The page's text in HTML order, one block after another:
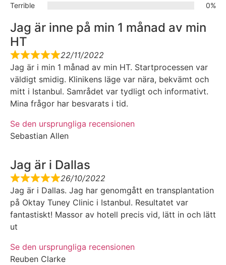
Terrible
0%
Jag är inne på min 1 månad av min
HT
22/11/2022
Jag är i min 1 månad av min HT. Startprocessen var
väldigt smidig. Klinikens läge var nära, bekvämt och
mitt i Istanbul. Samrådet var tydligt och informativt.
Mina frågor har besvarats i tid.
Se den ursprungliga recensionen
Sebastian Allen
Jag är i Dallas
26/10/2022
Jag är i Dallas. Jag har genomgått en transplantation
på Oktay Tuney Clinic i Istanbul. Resultatet var
fantastiskt! Massor av hotell precis vid, lätt in och lätt
ut
Se den ursprungliga recensionen
Reuben Clarke